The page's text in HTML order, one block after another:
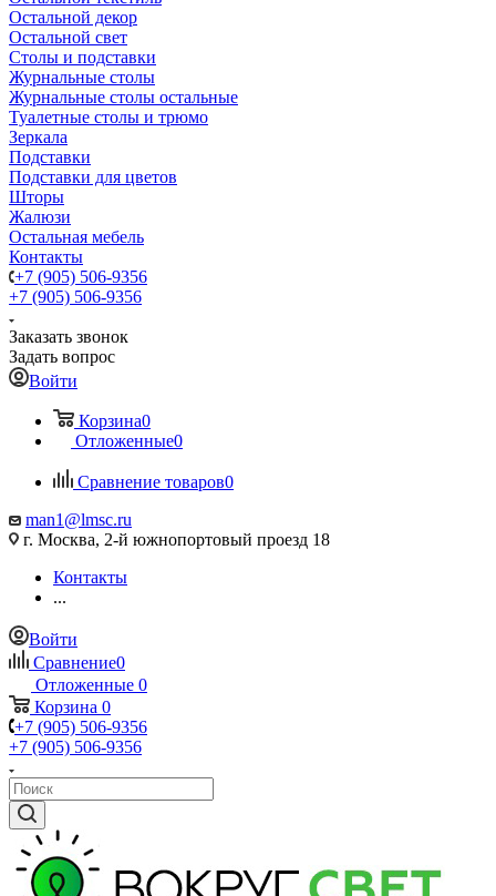
Остальной декор
Остальной свет
Столы и подставки
Журнальные столы
Журнальные столы остальные
Туалетные столы и трюмо
Зеркала
Подставки
Подставки для цветов
Шторы
Жалюзи
Остальная мебель
Контакты
+7 (905) 506-9356
+7 (905) 506-9356
Заказать звонок
Задать вопрос
Войти
Корзина0
Отложенные0
Сравнение товаров0
man1@lmsc.ru
г. Москва, 2-й южнопортовый проезд 18
Контакты
...
Войти
Сравнение0
Отложенные 0
Корзина 0
+7 (905) 506-9356
+7 (905) 506-9356